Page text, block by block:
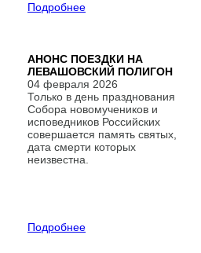
Подробнее
АНОНС ПОЕЗДКИ НА
ЛЕВАШОВСКИЙ ПОЛИГОН
04 февраля 2026
Только в день празднования
Собора новомучеников и
исповедников Российских
совершается память святых,
дата смерти которых
неизвестна.
Подробнее